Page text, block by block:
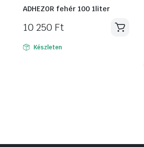
ADHEZOR fehér 100 1liter
10 250 Ft
Készleten